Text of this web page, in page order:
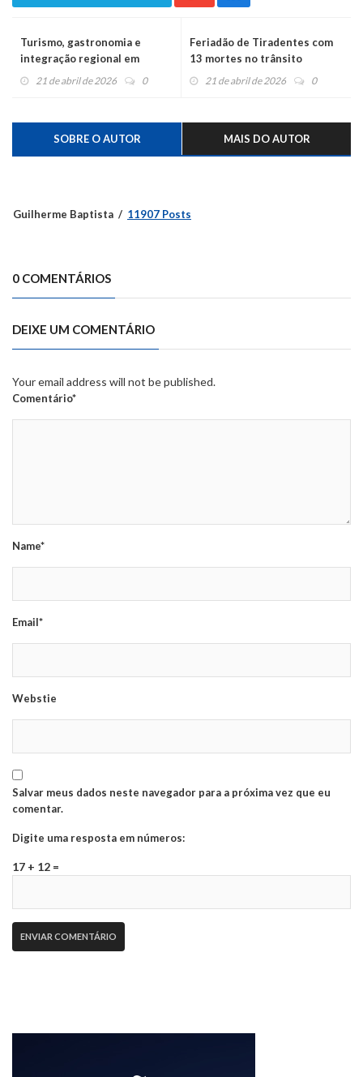
Turismo, gastronomia e
integração regional em
destaque em Bom Princípio
21 de abril de 2026 0
Feriadão de Tiradentes com
13 mortes no trânsito
21 de abril de 2026 0
SOBRE O AUTOR MAIS DO AUTOR
Guilherme Baptista 11907 Posts
0 COMENTÁRIOS
DEIXE UM COMENTÁRIO
Your email address will not be published.
Comentário*
Name*
Email*
Webstie
Salvar meus dados neste navegador para a próxima vez que eu
comentar.
Digite uma resposta em números:
17 + 12 =